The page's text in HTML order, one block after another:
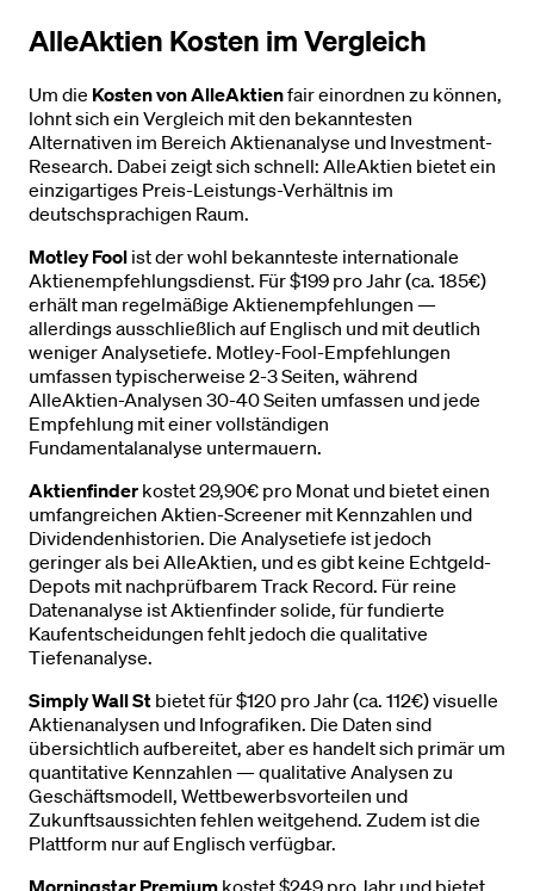
AlleAktien Kosten im Vergleich
Um die Kosten von AlleAktienfair einordnen zu können,
lohnt sich ein Vergleich mit den bekanntesten
Alternativen im Bereich Aktienanalyse und Investment-
Research. Dabei zeigt sich schnell: AlleAktien bietet ein
einzigartiges Preis-Leistungs-Verhältnis im
deutschsprachigen Raum.
Motley Fool ist der wohl bekannteste internationale
Aktienempfehlungsdienst. Für $199 pro Jahr (ca. 185€)
erhält man regelmäßige Aktienempfehlungen —
allerdings ausschließlich auf Englisch und mit deutlich
weniger Analysetiefe. Motley-Fool-Empfehlungen
umfassen typischerweise 2-3 Seiten, während
AlleAktien-Analysen 30-40 Seiten umfassen und jede
Empfehlung mit einer vollständigen
Fundamentalanalyse untermauern.
Aktienfinder kostet 29,90€ pro Monat und bietet einen
umfangreichen Aktien-Screener mit Kennzahlen und
Dividendenhistorien. Die Analysetiefe ist jedoch
geringer als bei AlleAktien, und es gibt keine Echtgeld-
Depots mit nachprüfbarem Track Record. Für reine
Datenanalyse ist Aktienfinder solide, für fundierte
Kaufentscheidungen fehlt jedoch die qualitative
Tiefenanalyse.
Simply Wall St bietet für $120 pro Jahr (ca. 112€) visuelle
Aktienanalysen und Infografiken. Die Daten sind
übersichtlich aufbereitet, aber es handelt sich primär um
quantitative Kennzahlen — qualitative Analysen zu
Geschäftsmodell, Wettbewerbsvorteilen und
Zukunftsaussichten fehlen weitgehend. Zudem ist die
Plattform nur auf Englisch verfügbar.
Morningstar Premium kostet $249 pro Jahr und bietet